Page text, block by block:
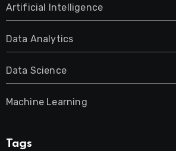
Artificial Intelligence
Data Analytics
Data Science
Machine Learning
Tags